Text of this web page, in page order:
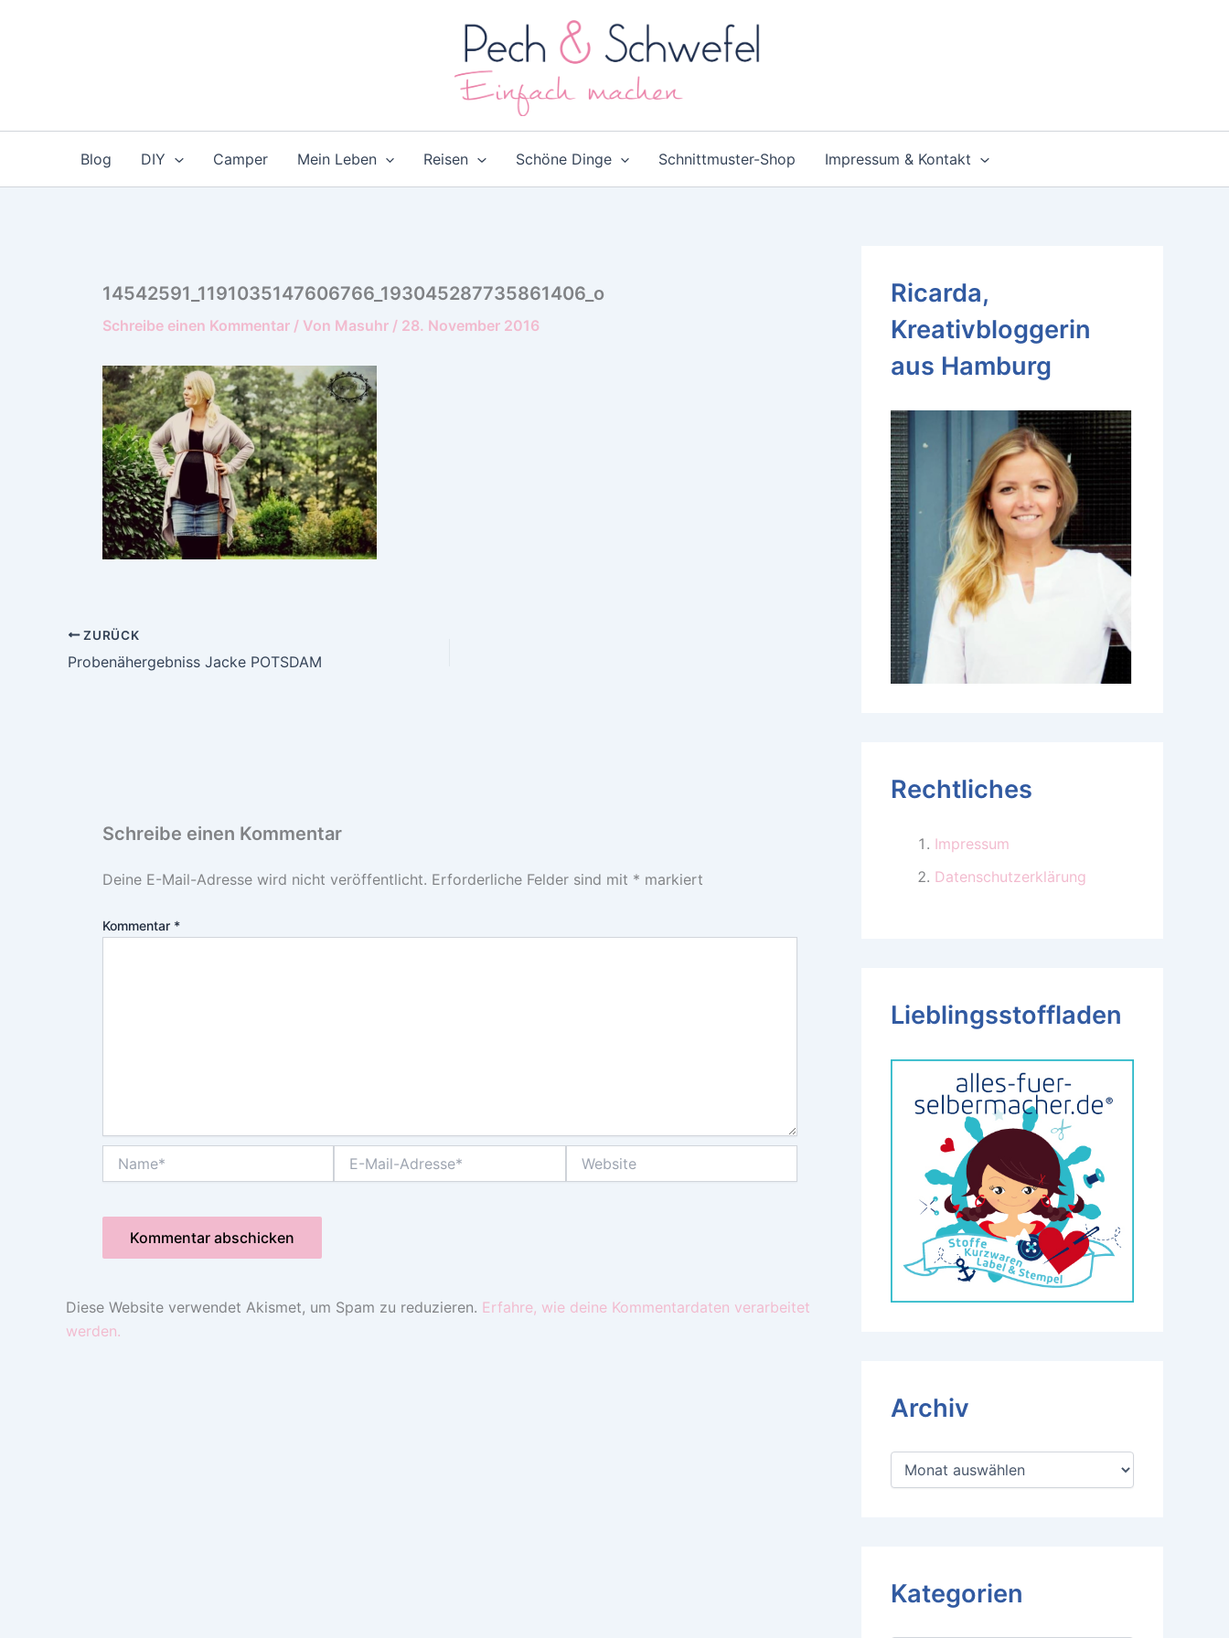
Blog DIY Camper Mein Leben Reisen Schöne Dinge Schnittmuster-Shop Impressum & Kontakt
14542591_1191035147606766_193045287735861406_o
Schreibe einen Kommentar / Von Masuhr / 28. November 2016
ZURÜCK
Probenähergebniss Jacke POTSDAM
Schreibe einen Kommentar
Deine E-Mail-Adresse wird nicht veröffentlicht. Erforderliche Felder sind mit * markiert
Kommentar *
Mail-
Diese Website verwendet Akismet, um Spam zu reduzieren. Erfahre, wie deine Kommentardaten verarbeitet
werden.
Ricarda,
Kreativbloggerin
aus Hamburg
Rechtliches
Impressum
Datenschutzerklärung
Lieblingsstoffladen
Archiv
A
Kategorien